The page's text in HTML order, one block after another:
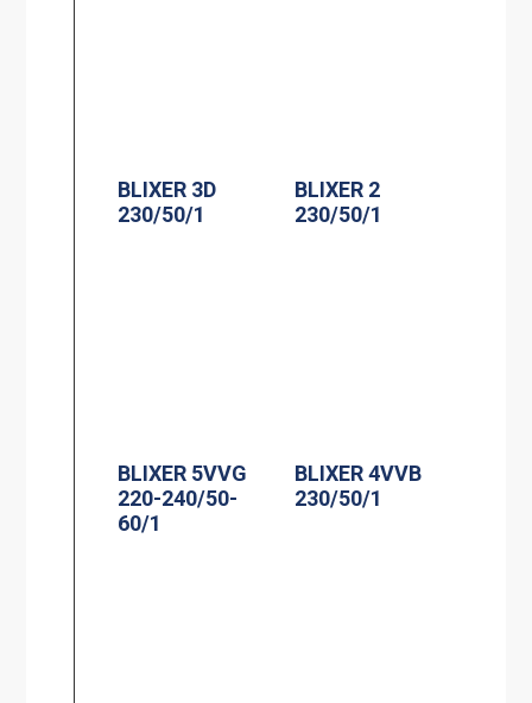
BLIXER 3D
230/50/1
BLIXER 2
230/50/1
BLIXER 5VVG
220-240/50-
60/1
BLIXER 4VVB
230/50/1